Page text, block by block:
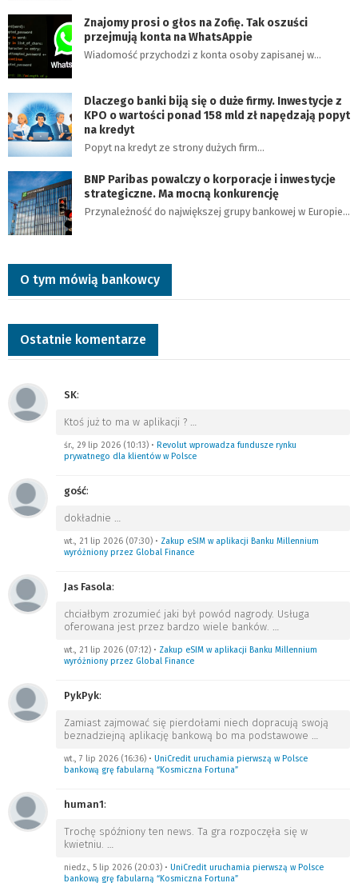
Znajomy prosi o głos na Zofię. Tak oszuści
przejmują konta na WhatsAppie
Wiadomość przychodzi z konta osoby zapisanej w…
Dlaczego banki biją się o duże firmy. Inwestycje z
KPO o wartości ponad 158 mld zł napędzają popyt
na kredyt
Popyt na kredyt ze strony dużych firm…
BNP Paribas powalczy o korporacje i inwestycje
strategiczne. Ma mocną konkurencję
Przynależność do największej grupy bankowej w Europie…
O tym mówią bankowcy
Ostatnie komentarze
SK:
Ktoś już to ma w aplikacji ?
śr., 29 lip 2026 (10:13) • Revolut wprowadza fundusze rynku
prywatnego dla klientów w Polsce
gość:
dokładnie
wt., 21 lip 2026 (07:30) • Zakup eSIM w aplikacji Banku Millennium
wyróżniony przez Global Finance
Jas Fasola:
chciałbym zrozumieć jaki był powód nagrody. Usługa
oferowana jest przez bardzo wiele banków.
wt., 21 lip 2026 (07:12) • Zakup eSIM w aplikacji Banku Millennium
wyróżniony przez Global Finance
PykPyk:
Zamiast zajmować się pierdołami niech dopracują swoją
beznadziejną aplikację bankową bo ma podstawowe
wt., 7 lip 2026 (16:36) • UniCredit uruchamia pierwszą w Polsce
bankową grę fabularną “Kosmiczna Fortuna”
human1:
Trochę spóźniony ten news. Ta gra rozpoczęła się w
kwietniu.
niedz., 5 lip 2026 (20:03) • UniCredit uruchamia pierwszą w Polsce
bankową grę fabularną “Kosmiczna Fortuna”